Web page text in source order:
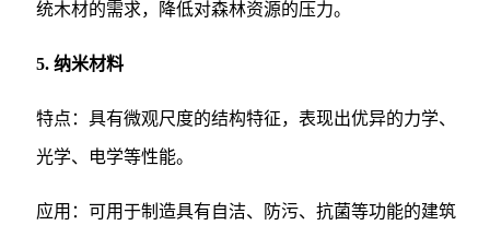
统木材的需求，降低对森林资源的压力。
5. 纳米材料
特点：具有微观尺度的结构特征，表现出优异的力学、
光学、电学等性能。
应用：可用于制造具有自洁、防污、抗菌等功能的建筑